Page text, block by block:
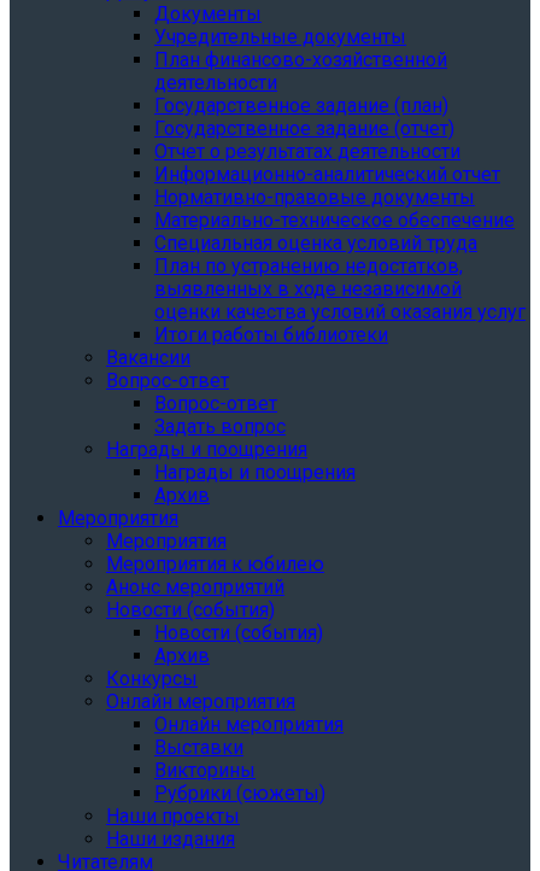
Документы
Учредительные документы
План финансово-хозяйственной
деятельности
Государственное задание (план)
Государственное задание (отчет)
Отчет о результатах деятельности
Информационно-аналитический отчет
Нормативно-правовые документы
Материально-техническое обеспечение
Специальная оценка условий труда
План по устранению недостатков,
выявленных в ходе независимой
оценки качества условий оказания услуг
Итоги работы библиотеки
Вакансии
Вопрос-ответ
Вопрос-ответ
Задать вопрос
Награды и поощрения
Награды и поощрения
Архив
Мероприятия
Мероприятия
Мероприятия к юбилею
Анонс мероприятий
Новости (события)
Новости (события)
Архив
Конкурсы
Онлайн мероприятия
Онлайн мероприятия
Выставки
Викторины
Рубрики (сюжеты)
Наши проекты
Наши издания
Читателям